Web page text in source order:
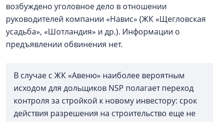
возбуждено уголовное дело в отношении
руководителей компании «Навис» (ЖК «Щегловская
усадьба», «Шотландия» и др.). Информации о
предъявлении обвинения нет.
В случае с ЖК «Авеню» наиболее вероятным
исходом для дольщиков NSP полагает переход
контроля за стройкой к новому инвестору: срок
действия разрешения на строительство еще не